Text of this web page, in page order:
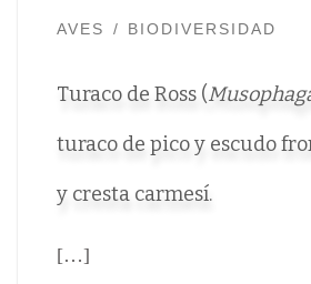
AVES BIODIVERSIDAD
Turaco de Ross (
turaco de pico y escudo
y cresta carmesí.
[…]